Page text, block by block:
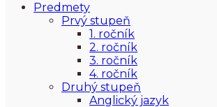
Predmety
Prvý stupeň
1. ročník
2. ročník
3. ročník
4. ročník
Druhý stupeň
Anglický jazyk